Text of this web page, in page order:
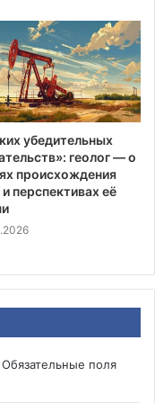
убедительных
геолог — о
происхождения
перспективах её
Обязательные поля